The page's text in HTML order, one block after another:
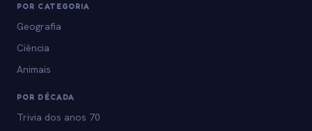
POR CATEGORIA
Geografia
Ciência
Animais
POR DÉCADA
Trivia dos anos 70